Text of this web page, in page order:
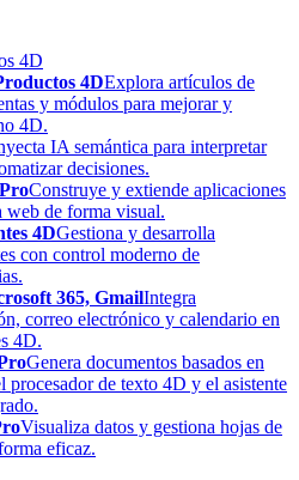
4D
4DExplora artículos de
y módulos para mejorar y
4D.
IA semántica para interpretar
decisiones.
Construye y extiende aplicaciones
web de forma visual.
4DGestiona y desarrolla
con control moderno de
365, GmailIntegra
correo electrónico y calendario en
4D.
Genera documentos basados en
procesador de texto 4D y el asistente
Visualiza datos y gestiona hojas de
eficaz.